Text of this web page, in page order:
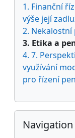
1. Finanční
výše její
2.
3. Etika a
4. 7.
využívání
pro řízení
Navigation
Navigation